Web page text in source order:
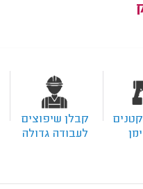
קבלן שיפוצים
לעבודה גדולה